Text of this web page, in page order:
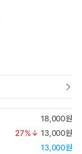
18,000원
27%↓ 13,000원
13,000원